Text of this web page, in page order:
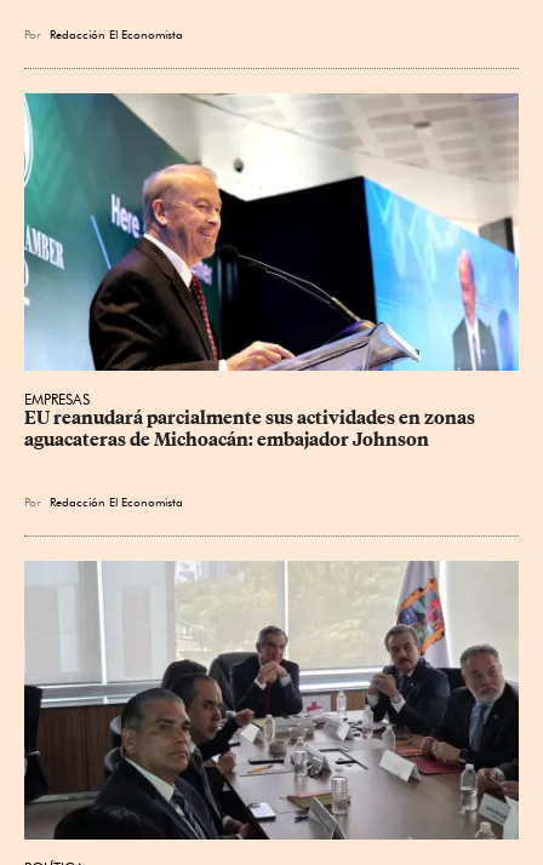
Por Redacción El Economista
EMPRESAS
EU reanudará parcialmente sus actividades en zonas
aguacateras de Michoacán: embajador Johnson
Por Redacción El Economista